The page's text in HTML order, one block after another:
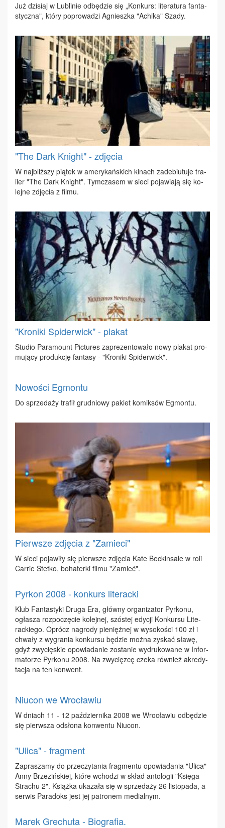
Już dzi­siaj w Lu­bli­nie od­bę­dzie się „Kon­kurs: li­te­ra­tu­ra fan­ta­
stycz­na", któ­ry po­pro­wa­dzi Agniesz­ka "Achi­ka" Sza­dy.
"The Dark Knight" - zdjęcia
W naj­bliż­szy pią­tek w ame­ry­kań­skich ki­nach za­de­biu­tu­je tra­
iler "The Dark Kni­ght". Tym­cza­sem w sie­ci po­ja­wia­ją się ko­
lej­ne zdję­cia z fil­mu.
"Kroniki Spiderwick" - plakat
Stu­dio Pa­ra­mo­unt Pic­tu­res za­pre­zen­to­wa­ło no­wy pla­kat pro­
mu­ją­cy pro­duk­cję fan­ta­sy - "Kro­ni­ki Spi­der­wick".
Nowości Egmontu
Do sprze­da­ży tra­fił gru­dnio­wy pa­kiet ko­mik­sów Eg­mon­tu.
Pierwsze zdjęcia z "Zamieci"
W sie­ci po­ja­wi­ły się pierw­sze zdję­cia Ka­te Bec­kin­sa­le w ro­li
Car­rie Stet­ko, bo­ha­ter­ki fil­mu "Za­mieć".
Pyrkon 2008 - konkurs literacki
Klub Fan­ta­sty­ki Dru­ga Era, głów­ny or­ga­ni­za­tor Pyr­ko­nu,
ogła­sza roz­po­czę­cie ko­lej­nej, szó­stej edy­cji Kon­kur­su Li­te­
rac­kie­go. Oprócz na­gro­dy pie­nięż­nej w wy­so­ko­ści 100 zł i
chwa­ły z wy­gra­nia kon­kur­su bę­dzie moż­na zy­skać sła­wę,
gdyż zwy­cię­skie opo­wia­da­nie zo­sta­nie wy­dru­ko­wa­ne w In­for­
ma­to­rze Pyr­ko­nu 2008. Na zwy­cięz­cę cze­ka rów­nież akre­dy­
ta­cja na ten kon­went.
Niucon we Wrocławiu
W dniach 11 - 12 paź­dzier­ni­ka 2008 we Wro­cła­wiu od­bę­dzie
się pierw­sza od­sło­na kon­wen­tu Niu­con.
"Ulica" - fragment
Za­pra­sza­my do prze­czy­ta­nia frag­men­tu opo­wia­da­nia "Uli­ca"
An­ny Brze­ziń­skiej, któ­re wcho­dzi w skład an­to­lo­gii "Księ­ga
Stra­chu 2". Książ­ka uka­za­ła się w sprze­da­ży 26 li­sto­pa­da, a
ser­wis Pa­ra­doks jest jej pa­tro­nem me­dial­nym.
Marek Grechuta - Biografia.